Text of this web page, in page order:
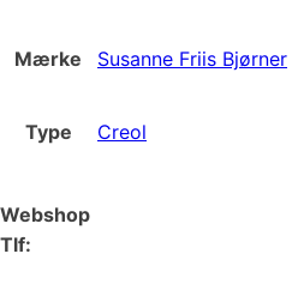
Mærke Susanne Friis Bjørner
Type Creol
Webshop
Tlf: